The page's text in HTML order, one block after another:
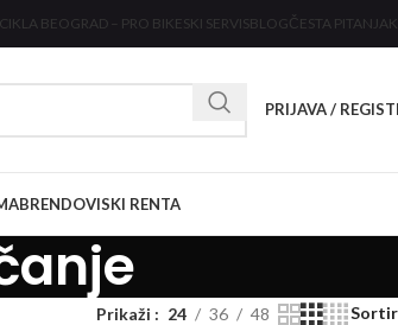
BEOGRAD – PRO BIKE SKI SERVISBLOGČESTA PITANJA
PRIJAVA /
BRENDOVISKI RENTA
Prikaži 24 36 48